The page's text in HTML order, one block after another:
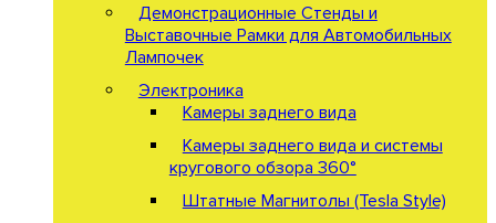
Демонстрационные Стенды и
Выставочные Рамки для Автомобильных
Лампочек
Электроника
Камеры заднего вида
Камеры заднего вида и системы
кругового обзора 360°
Штатные Магнитолы (Tesla Style)